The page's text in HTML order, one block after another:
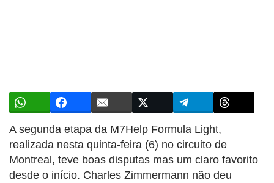
A segunda etapa da M7Help Formula Light,
realizada nesta quinta-feira (6) no circuito de
Montreal, teve boas disputas mas um claro favorito
desde o início. Charles Zimmermann não deu